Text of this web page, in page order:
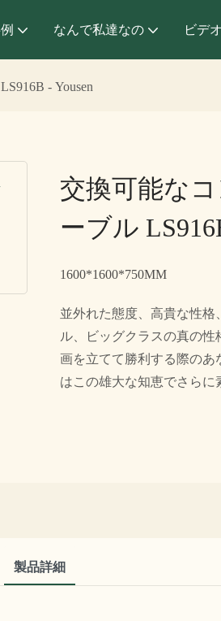
なんで私達なの ビデ
- Yousen
交換可能な
ーブル
1600*1600*750MM
並外れた態度、高貴な性
ル、ビッグクラスの真の
画を立てて勝利する際の
はこの雄大な知恵でさらに
製品詳細